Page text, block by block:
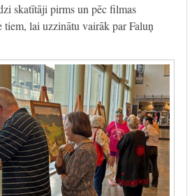
skatītāji pirms un pēc filmas
tiem, lai uzzinātu vairāk par Faluņ